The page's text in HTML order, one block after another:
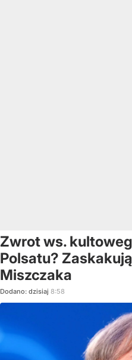
Zwrot ws.
Polsatu?
Miszczaka
Dodano: dzisiaj 8:58